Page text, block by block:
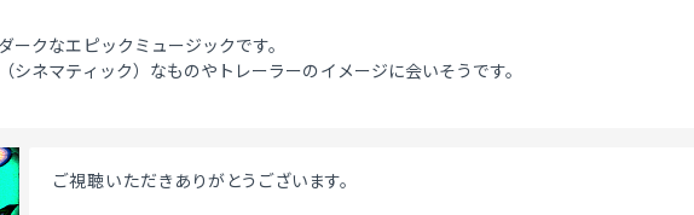
ークなエピックミュージックです。
シネマティック）なものやトレーラーのイメージに会いそうです。
ご視聴いただきありがとうございます。